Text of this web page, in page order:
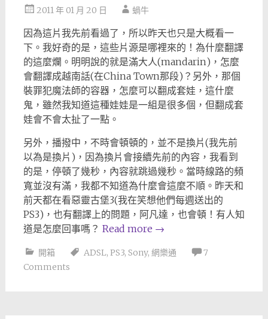
2011 年 01 月 20 日 蝸牛
因為這片我先前看過了，所以昨天也只是大概看一
下。我好奇的是，這些片源是哪裡來的！為什麼翻譯
的這麼爛。明明說的就是滿大人(mandarin)，怎麼
會翻譯成越南話(在China Town那段)？另外，那個
裝罪犯魔法師的容器，怎麼可以翻成套娃，這什麼
鬼，雖然我知道這種娃娃是一組是很多個，但翻成套
娃會不會太扯了一點。
另外，播撥中，不時會頓頓的，並不是換片(我先前
以為是換片)，因為換片會接續先前的內容，我看到
的是，停頓了幾秒，內容就跳過幾秒。當時線路的頻
寬並沒有滿，我都不知道為什麼會這麼不順。昨天和
前天都在看惡靈古堡3(我在笑想他們每週送出的
PS3)，也有翻譯上的問題，阿凡達，也會頓！有人知
道是怎麼回事嗎？ Read more →
開箱 ADSL, PS3, Sony, 網樂通
7
Comments